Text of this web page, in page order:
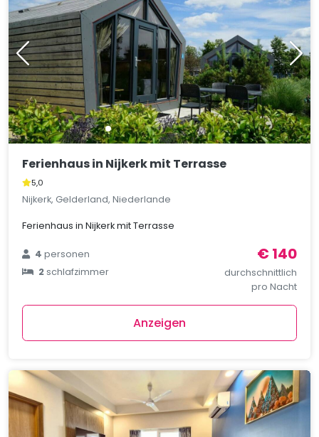
Ferienhaus in Nijkerk mit Terrasse
5,0
Nijkerk, Gelderland, Niederlande
Ferienhaus in Nijkerk mit Terrasse
4personen
2schlafzimmer
€ 140
durchschnittlich
pro Nacht
Anzeigen